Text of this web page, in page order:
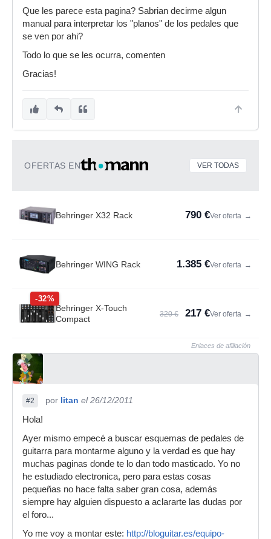
Que les parece esta pagina? Sabrian decirme algun
manual para interpretar los "planos" de los pedales que
se ven por ahi?
Todo lo que se les ocurra, comenten
Gracias!
OFERTAS EN VER TODAS
Behringer X32 Rack 790 €Ver oferta →
Behringer WING Rack 1.385 €Ver oferta →
-32%
Behringer X-Touch
Compact
320 € 217 €Ver oferta →
Enlaces de afiliación
#2 por litan el 26/12/2011
Hola!
Ayer mismo empecé a buscar esquemas de pedales de
guitarra para montarme alguno y la verdad es que hay
muchas paginas donde te lo dan todo masticado. Yo no
he estudiado electronica, pero para estas cosas
pequeñas no hace falta saber gran cosa, además
siempre hay alguien dispuesto a aclararte las dudas por
el foro...
Yo me voy a montar este: http://bloguitar.es/equipo-